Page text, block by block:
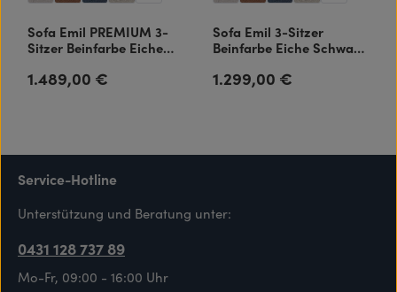
Sofa Emil PREMIUM 3-
Sitzer Beinfarbe Eiche
Regulärer Preis:
1.489,00 €
Sofa Emil 3-Sitzer
Beinfarbe Eiche Schwarz
Regulärer Preis:
1.299,00 €
Service-Hotline
Unterstützung und Beratung unter:
0431 128 737 89
Mo-Fr, 09:00 - 16:00 Uhr